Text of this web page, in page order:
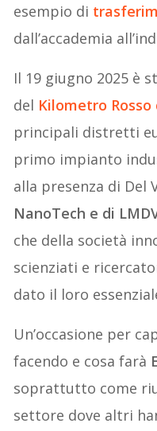
esempio di
dall’accademia
Il 19 giugno 2025 è
del Kilometro Rosso
principali distretti
primo impianto
alla presenza di Del
NanoTech e di
che della società
scienziati e
dato il loro
Un’occasione per
facendo e cosa farà
soprattutto come
settore dove altri